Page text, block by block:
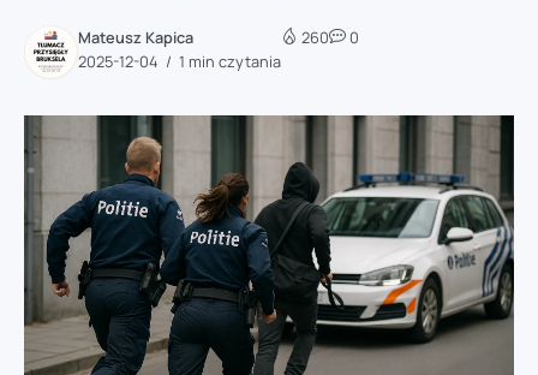
Mateusz Kapica
2025-12-04
1 min czytania
260 0